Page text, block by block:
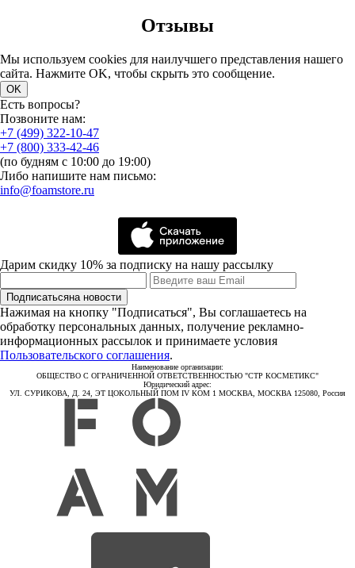
Отзывы
Мы используем cookies для наилучшего представления нашего
сайта. Нажмите OK, чтобы скрыть это сообщение.
OK
Есть вопросы?
Позвоните нам:
+7 (499) 322-10-47
+7 (800) 333-42-46
(по будням с 10:00 до 19:00)
Либо напишите нам письмо:
info@foamstore.ru
Дарим скидку 10% за подписку на нашу рассылку
Подписатьсяна новости
Нажимая на кнопку "Подписаться", Вы соглашаетесь на
обработку персональных данных, получение рекламно-
информационных рассылок и принимаете условия
Пользовательского соглашения.
Наименование организации:
ОБЩЕСТВО С ОГРАНИЧЕННОЙ ОТВЕТСТВЕННОСТЬЮ "СТР КОСМЕТИКС"
Юридический адрес:
УЛ. СУРИКОВА, Д. 24, ЭТ ЦОКОЛЬНЫЙ ПОМ IV КОМ 1 МОСКВА, МОСКВА 125080, Россия